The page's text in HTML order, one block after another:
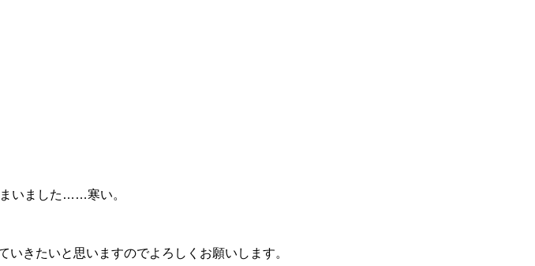
いました……寒い。
きたいと思いますのでよろしくお願いします。